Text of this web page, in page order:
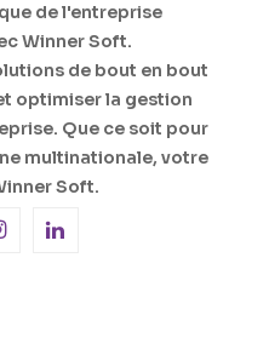
de l'entreprise
Winner Soft.
de bout en bout
optimiser la gestion
Que ce soit pour
multinationale, votre
Soft.